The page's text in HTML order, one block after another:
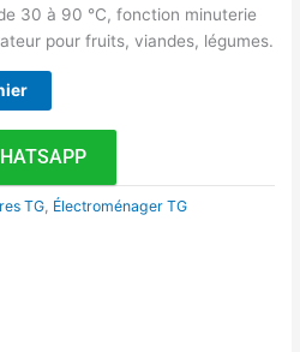
30 à 90 °C, fonction minuterie
pour fruits, viandes, légumes.
TG Électroménager TG